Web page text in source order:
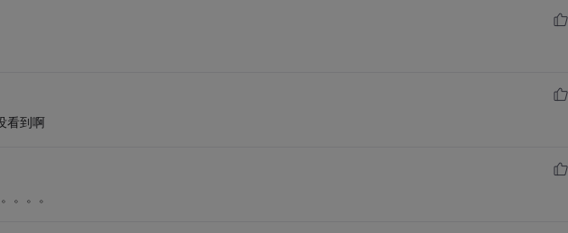
看到啊
。。。